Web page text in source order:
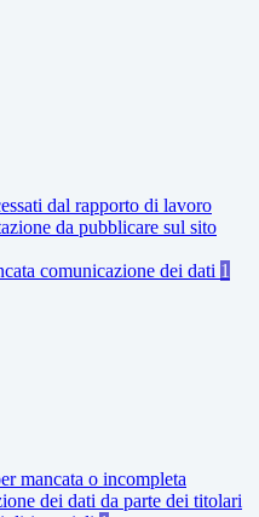
dal rapporto di lavoro
da pubblicare sul sito
comunicazione dei dati 1
mancata o incompleta
dei dati da parte dei titolari